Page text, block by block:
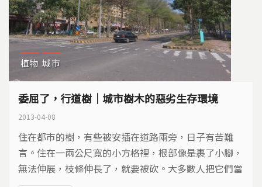
植物 城市
委屈了，行道樹｜城市樹木的惡劣生存環境
2013-04-08
住在都市的樹，有些被安插在道路兩旁，日子有苦難
言。住在一兩公尺寬的小方格裡，根部像是裹了小腳，
無法伸展，枝條伸長了，就要被砍。大多數人把它們當
做城市裝飾品，卻忘了它們，是活生生的古老生命…